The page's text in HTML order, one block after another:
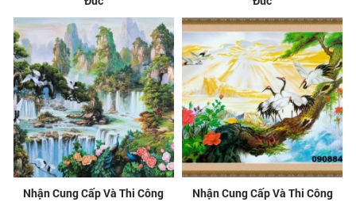
Nhận Cung Cấp Và Thi Công
Nhận Cung Cấp Và Thi Công